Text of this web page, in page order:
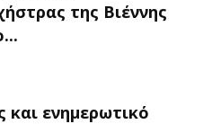
της Βιέννης
και ενημερωτικό